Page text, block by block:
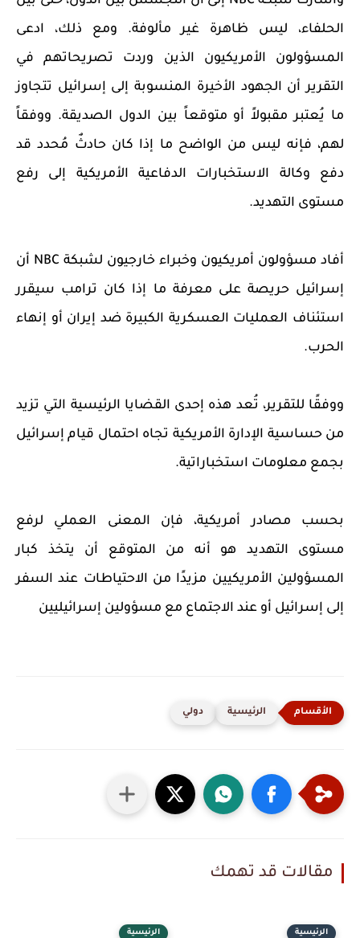
الحلفاء، ليس ظاهرة غير مألوفة. ومع ذلك، ادعى
المسؤولون الأمريكيون الذين وردت تصريحاتهم في
التقرير أن الجهود الأخيرة المنسوبة إلى إسرائيل تتجاوز
ما يُعتبر مقبولاً أو متوقعاً بين الدول الصديقة. ووفقاً
لهم، فإنه ليس من الواضح ما إذا كان حادثٌ مُحدد قد
دفع وكالة الاستخبارات الدفاعية الأمريكية إلى رفع
مستوى التهديد.
أفاد مسؤولون أمريكيون وخبراء خارجيون لشبكة NBC أن
إسرائيل حريصة على معرفة ما إذا كان ترامب سيقرر
استئناف العمليات العسكرية الكبيرة ضد إيران أو إنهاء
الحرب.
ووفقًا للتقرير، تُعد هذه إحدى القضايا الرئيسية التي تزيد
من حساسية الإدارة الأمريكية تجاه احتمال قيام إسرائيل
بجمع معلومات استخباراتية.
بحسب مصادر أمريكية، فإن المعنى العملي لرفع
مستوى التهديد هو أنه من المتوقع أن يتخذ كبار
المسؤولين الأمريكيين مزيدًا من الاحتياطات عند السفر
إلى إسرائيل أو عند الاجتماع مع مسؤولين إسرائيليين
الرئيسية دولي
مقالات قد تهمك
الرئيسية الرئيسية